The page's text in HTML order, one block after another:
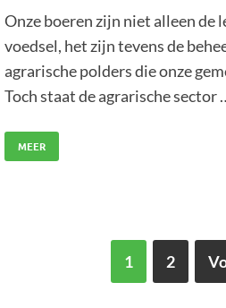
Onze boeren zijn niet alleen de
voedsel, het zijn tevens de
agrarische polders die onze
Toch staat de agrarische sector
MEER
1 2